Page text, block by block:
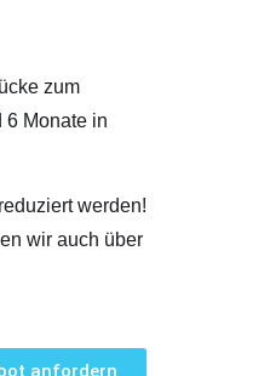
zum
6 Monate in
werden!
wir auch über
anfordern